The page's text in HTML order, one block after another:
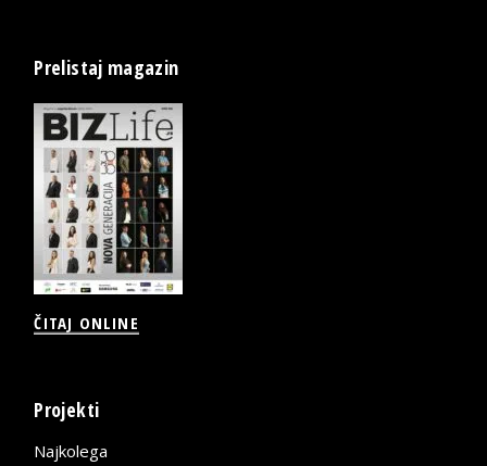
Prelistaj magazin
ČITAJ ONLINE
Projekti
Najkolega